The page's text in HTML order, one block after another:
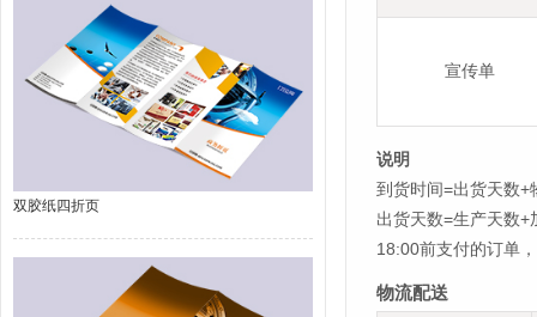
双胶纸四折页
宣传单
说明
到货时间=出货天数+
出货天数=生产天数
18:00前支付的订单
物流配送